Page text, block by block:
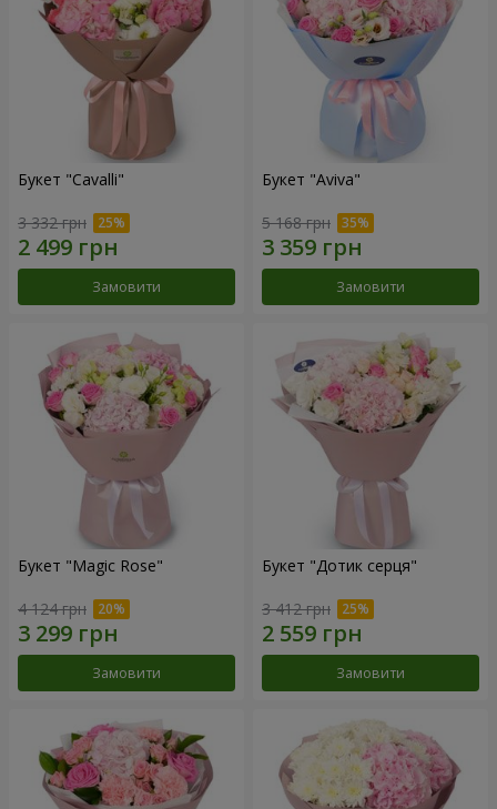
Букет "Cаvalli"
3 332 грн
Замовити
Букет "Aviva"
5 168 грн
Замовити
Букет "Magic Rose"
4 124 грн
Замовити
Букет "Дотик серця"
3 412 грн
Замовити